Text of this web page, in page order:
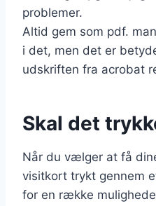
problemer.
Altid gem som pdf.
i det, men det er
udskriften fra acrobat
Skal det
Når du vælger at få
visitkort trykt gennem
for en række